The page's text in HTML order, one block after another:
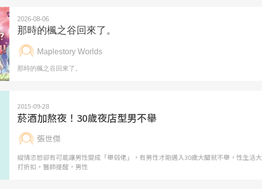
2015-09-28
菸酒加熬夜！30歲夜店型男不舉
張世傑
縱情恣慾卻有可能讓男性變成「舉弱佬」，有男性才剛邁入30歲大關就不舉，性生活大
打折扣。醫師提醒，男性